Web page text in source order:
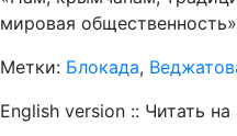
мировая
Метки: Блокада,
English version :: Читать на